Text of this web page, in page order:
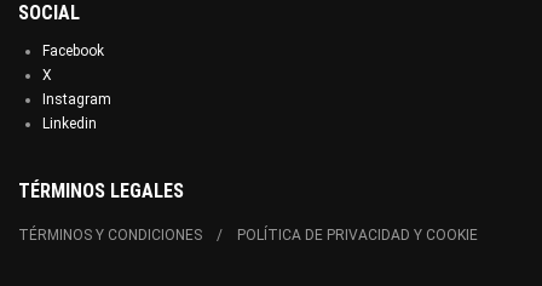
SOCIAL
Facebook
X
Instagram
Linkedin
TÉRMINOS LEGALES
TÉRMINOS Y CONDICIONES POLÍTICA DE PRIVACIDAD Y COOKIE